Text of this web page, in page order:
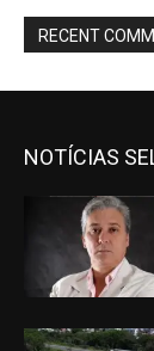
RECENT
NOTÍCIAS